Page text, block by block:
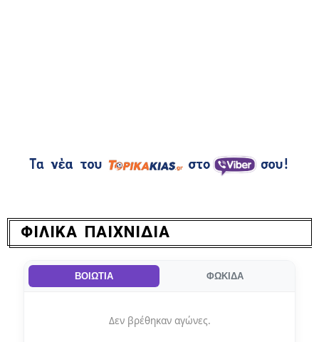
ΦΙΛΙΚΑ ΠΑΙΧΝΙΔΙΑ
ΒΟΙΩΤΙΑ ΦΩΚΙΔΑ
Δεν βρέθηκαν αγώνες.